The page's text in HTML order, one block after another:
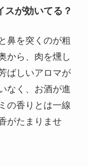
スが効いてる？
鼻を突くのが粗
から、肉を燻し
ばしいアロマが
なく、お酒が進
の香りとは一線
がたまりませ